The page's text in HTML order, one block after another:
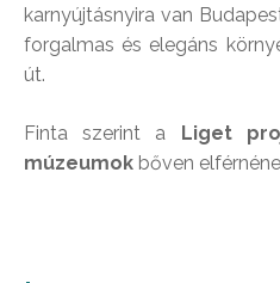
karnyújtásnyira van
forgalmas és elegáns
út.
Finta szerint a
Liget
múzeumok bőven